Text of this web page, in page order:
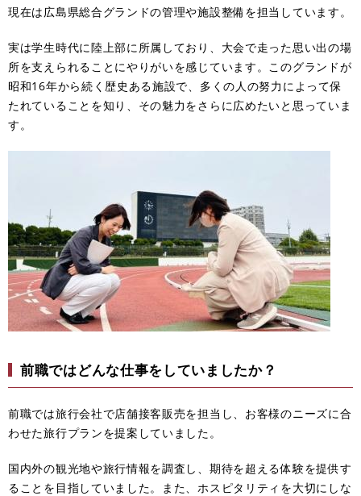
​現在は広島県総合グランドの管理や施設整備を担当しています。
実は学生時代に陸上部に所属しており、大会で走った思い出の場
所を支えられることにやりがいを感じています。このグランドが
昭和16年から続く歴史ある施設で、多くの人の努力によって保
たれていることを知り、その魅力をさらに広めたいと思っていま
す。
前職ではどんな仕事をしていましたか？
前職では旅行会社で店舗接客販売を担当し、お客様のニーズに合
わせた旅行プランを提案していました。
国内外の観光地や旅行情報を調査し、期待を超える体験を提供す
ることを目指していました。また、ホスピタリティを大切にしな